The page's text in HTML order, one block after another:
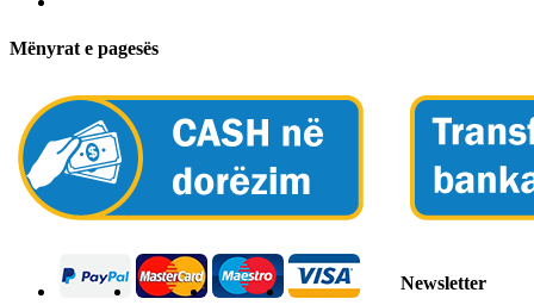
Mënyrat e pagesës
Newsletter